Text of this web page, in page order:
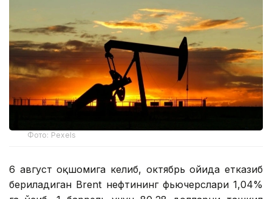
Фото: Pexels
6 август оқшомига келиб, октябрь ойида етказиб
бериладиган Brent нефтининг фьючерслари 1,04%